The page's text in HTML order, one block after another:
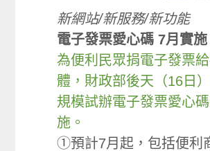
新網站/新服務/新功能
電子發票愛心碼 7月實施
為便利民眾捐電子發票
體，財政部後天（16日
規模試辦電子發票愛心
施。
①預計7月起，包括便利